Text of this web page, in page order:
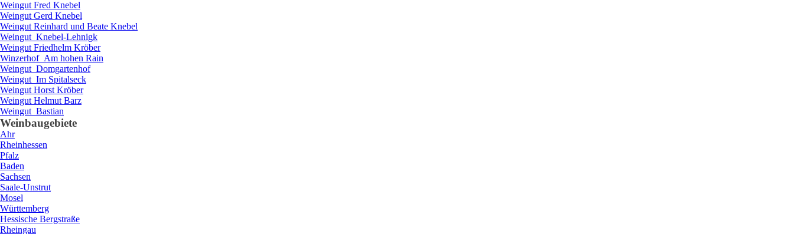
Weingut Fred Knebel
Weingut Gerd Knebel
Weingut Reinhard und Beate Knebel
Weingut Knebel-Lehnigk
Weingut Friedhelm Kröber
Winzerhof Am hohen Rain
Weingut Domgartenhof
Weingut Im Spitalseck
Weingut Horst Kröber
Weingut Helmut Barz
Weingut Bastian
Weinbaugebiete
Ahr
Rheinhessen
Pfalz
Baden
Sachsen
Saale-Unstrut
Mosel
Württemberg
Hessische Bergstraße
Rheingau